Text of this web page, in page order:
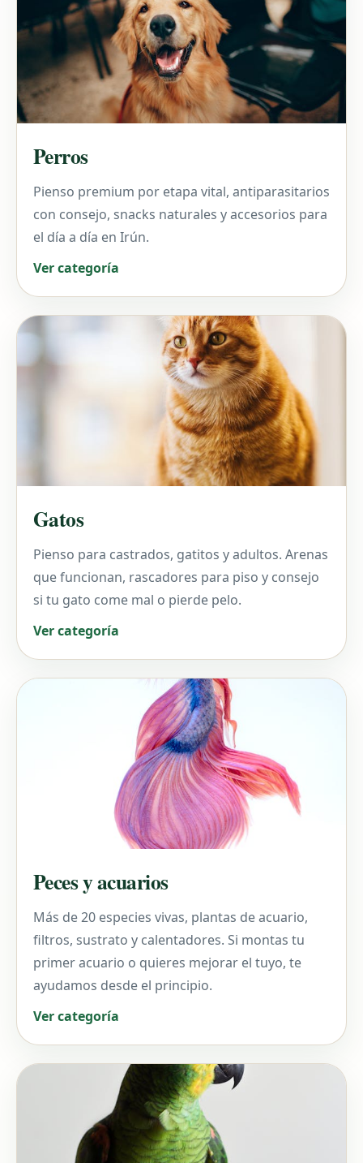
Perros
Pienso premium por etapa vital, antiparasitarios
con consejo, snacks naturales y accesorios para
el día a día en Irún.
Ver categoría
Gatos
Pienso para castrados, gatitos y adultos. Arenas
que funcionan, rascadores para piso y consejo
si tu gato come mal o pierde pelo.
Ver categoría
Peces y acuarios
Más de 20 especies vivas, plantas de acuario,
filtros, sustrato y calentadores. Si montas tu
primer acuario o quieres mejorar el tuyo, te
ayudamos desde el principio.
Ver categoría